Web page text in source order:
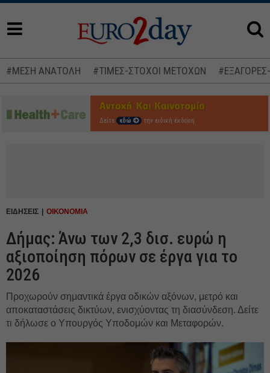
#ΜΕΣΗ ΑΝΑΤΟΛΗ #ΤΙΜΕΣ-ΣΤΟΧΟΙ ΜΕΤΟΧΩΝ
Δείτε εδώ την ειδική έκδοση
ΕΙΔΗΣΕΙΣ ΟΙΚΟΝΟΜΙΑ
Δήμας: Άνω των 2,3 δισ. ευρώ η
αξιοποίηση πόρων σε έργα για το
2026
Προχωρούν σημαντικά έργα οδικών αξόνων, μετρό και
αποκαταστάσεις δικτύων, ενισχύοντας τη διασύνδεση. Δείτε
τι δήλωσε ο Υπουργός Υποδομών και Μεταφορών.